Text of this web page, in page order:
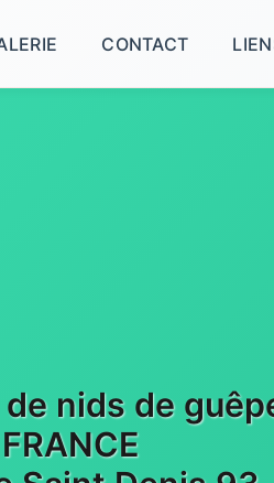
CONTACT
nids de